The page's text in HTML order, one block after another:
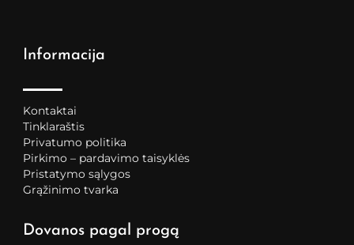
Informacija
Kontaktai
Tinklaraštis
Privatumo politika
Pirkimo – pardavimo taisyklės
Pristatymo sąlygos
Grąžinimo tvarka
Dovanos pagal progą